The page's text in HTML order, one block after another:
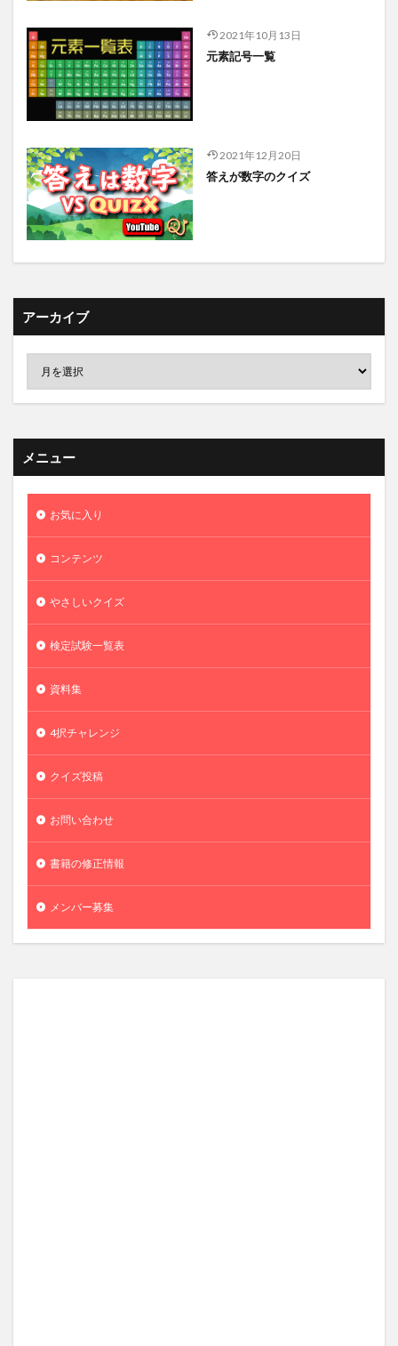
2021年10月13日
元素記号一覧
2021年12月20日
答えが数字のクイズ
アーカイブ
メニュー
お気に入り
コンテンツ
やさしいクイズ
検定試験一覧表
資料集
4択チャレンジ
クイズ投稿
お問い合わせ
書籍の修正情報
メンバー募集